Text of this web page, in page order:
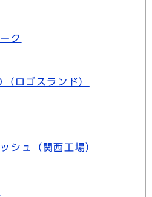
ク
（ロゴスランド）
シュ（関西工場）